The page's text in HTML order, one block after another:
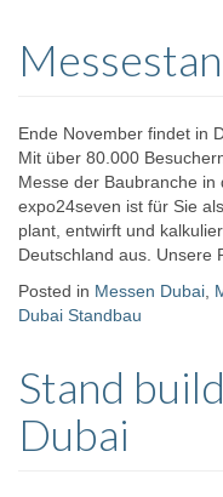
Ende November findet in
Mit über 80.000
Messe der Baubranche in
expo24seven ist für Sie
plant, entwirft und
Deutschland aus. Unsere
Posted in Messen Dubai
Dubai Standbau
Stand
Dubai